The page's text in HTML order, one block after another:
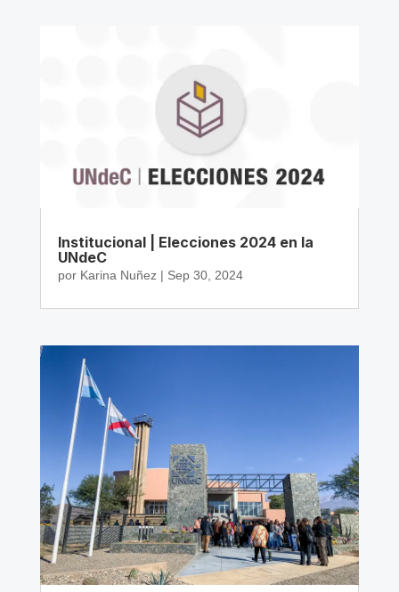
Institucional | Elecciones 2024 en la
UNdeC
por Karina Nuñez| Sep 30, 2024